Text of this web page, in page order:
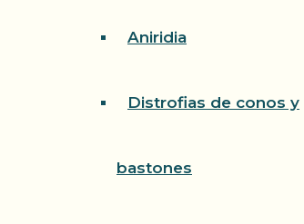
Aniridia
Distrofias de conos y
bastones